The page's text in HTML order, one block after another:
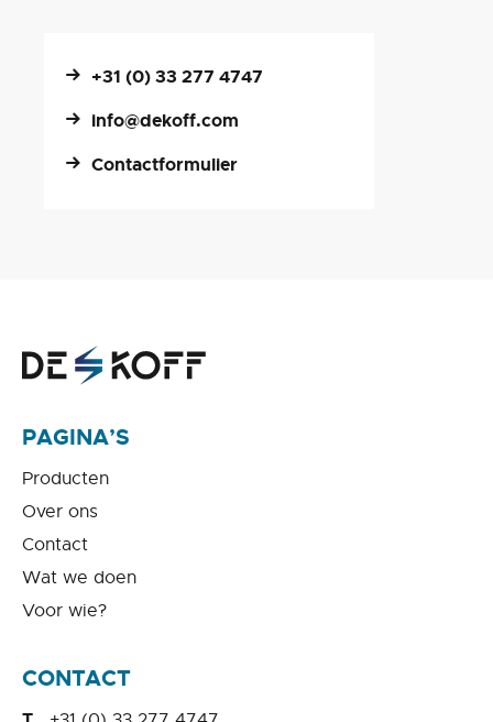
+31 (0) 33 277 4747
info@dekoff.com
Contactformulier
PAGINA’S
Producten
Over ons
Contact
Wat we doen
Voor wie?
CONTACT